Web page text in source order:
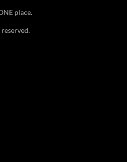
place.